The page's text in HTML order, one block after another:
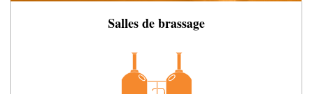
Salles de brassage